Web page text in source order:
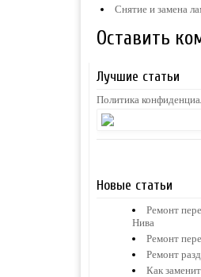
Снятие и замена
Оставить
Лучшие статьи
Политика
Новые статьи
Ремонт
Нива
Ремонт
Ремонт
Как